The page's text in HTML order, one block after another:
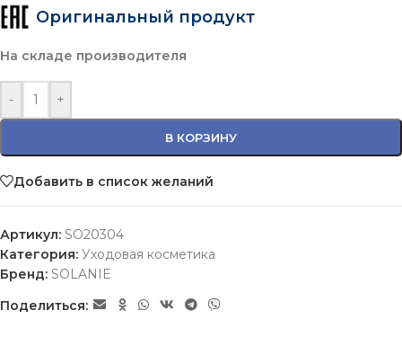
Оригинальный продукт
На складе производителя
- +
В КОРЗИНУ
Добавить в список желаний
Артикул: SO20304
Категория: Уходовая косметика
Бренд: SOLANIE
Поделиться: